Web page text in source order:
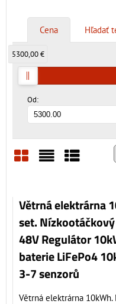
Cena Hľadať
Od:
5300,00 €
Větrná elektrárna
set.
48V Regulátor
baterie LiFePo4
3-7 senzorů
Větrná elektrárna